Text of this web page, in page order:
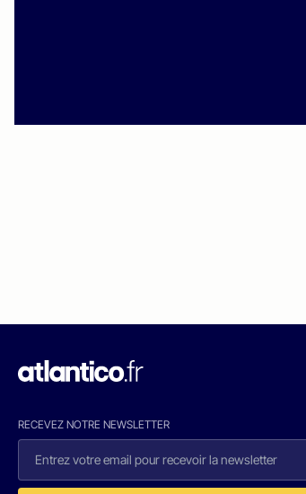
RECEVEZ NOTRE NEWSLETTER